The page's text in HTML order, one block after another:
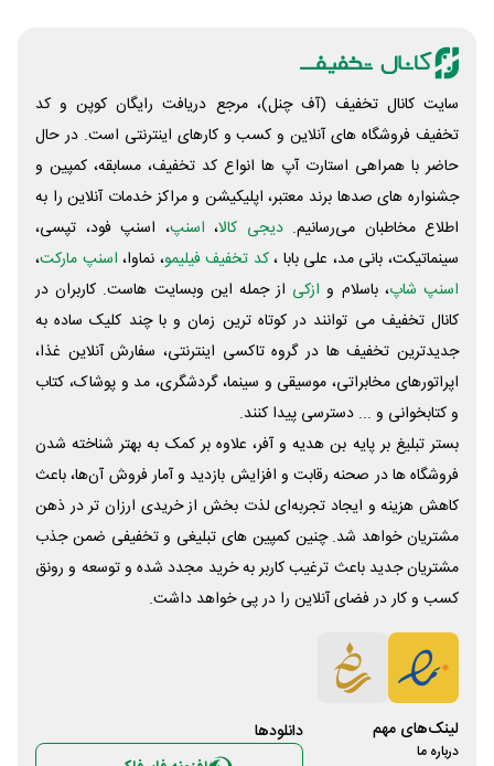
سایت کانال تخفیف (آف چنل)، مرجع دریافت رایگان کوپن و کد
تخفیف فروشگاه های آنلاین و کسب و‌ کارهای اینترنتی است. در حال
حاضر با همراهی استارت آپ ها انواع کد تخفیف، مسابقه، کمپین و
جشنواره های صدها برند معتبر، اپلیکیشن و مراکز خدمات آنلاین را به
اطلاع مخاطبان می‌رسانیم. دیجی کالا، اسنپ، اسنپ فود، تپسی،
سینماتیکت، بانی مد، علی‌ بابا ،کد تخفیف فیلیمو، نماوا، اسنپ مارکت،
اسنپ شاپ، باسلام و ازکی از جمله این وبسایت ‌هاست. کاربران در
کانال تخفیف می توانند در کوتاه ترین زمان و با چند کلیک ساده به
جدیدترین تخفیف ها در گروه تاکسی اینترنتی، سفارش آنلاین غذا،
اپراتورهای مخابراتی، موسیقی و سینما، گردشگری، مد و پوشاک، کتاب
و کتابخوانی و ... دسترسی پیدا کنند.
بستر تبلیغ بر پایه بن هدیه و آفر، علاوه بر کمک به بهتر شناخته شدن
فروشگاه ها در صحنه رقابت و افزایش بازدید و آمار فروش آن‌ها، باعث
کاهش هزینه و ایجاد تجربه‌ای لذت بخش از خریدی ارزان تر در ذهن
مشتریان خواهد شد. چنین کمپین های تبلیغی و تخفیفی ضمن جذب
مشتریان جدید باعث ترغیب کاربر به خرید مجدد شده و توسعه و رونق
کسب و کار در فضای آنلاین را در پی خواهد داشت.
لینک‌های مهم
درباره ما
دانلود‌ها